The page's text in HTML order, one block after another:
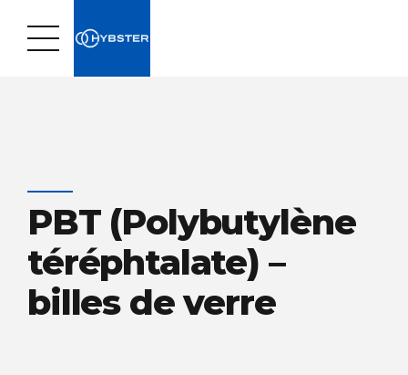
PBT (Polybutylène
téréphtalate) –
billes de verre